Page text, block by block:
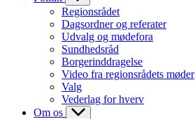
Regionsrådet
Dagsordner og referater
Udvalg og mødefora
Sundhedsråd
Borgerinddragelse
Video fra regionsrådets møder
Valg
Vederlag for hverv
Om os